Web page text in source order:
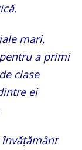
mari,
a primi
clase
ei